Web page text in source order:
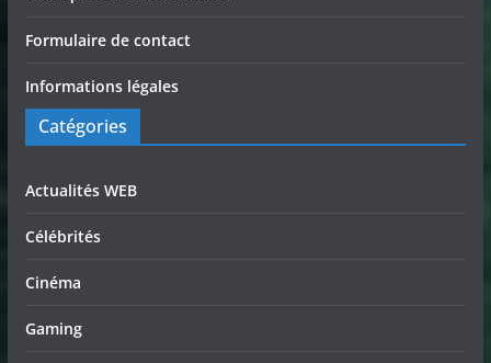
Formulaire de contact
Informations légales
Catégories
Actualités WEB
Célébrités
Cinéma
Gaming